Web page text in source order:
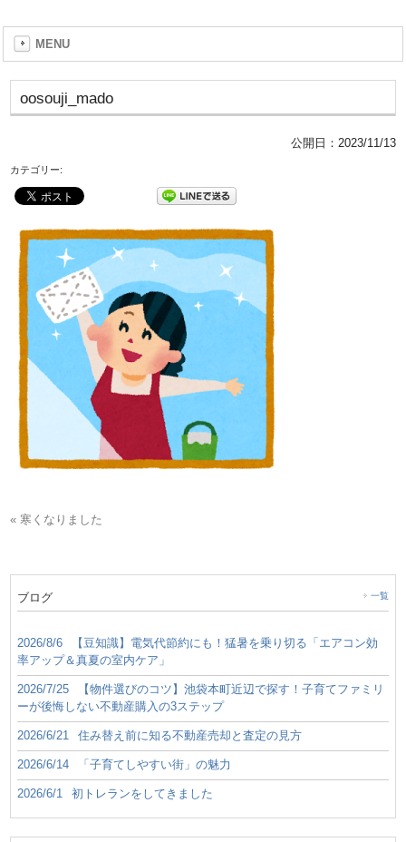
MENU
oosouji_mado
公開日： 2023/11/13
カテゴリー:
« 寒くなりました
ブログ 一覧
2026/8/6
【豆知識】電気代節約にも！猛暑を乗り切る「エアコン効
率アップ＆真夏の室内ケア」
2026/7/25
【物件選びのコツ】池袋本町近辺で探す！子育てファミリ
ーが後悔しない不動産購入の3ステップ
2026/6/21 住み替え前に知る不動産売却と査定の見方
2026/6/14 「子育てしやすい街」の魅力
2026/6/1 初トレランをしてきました